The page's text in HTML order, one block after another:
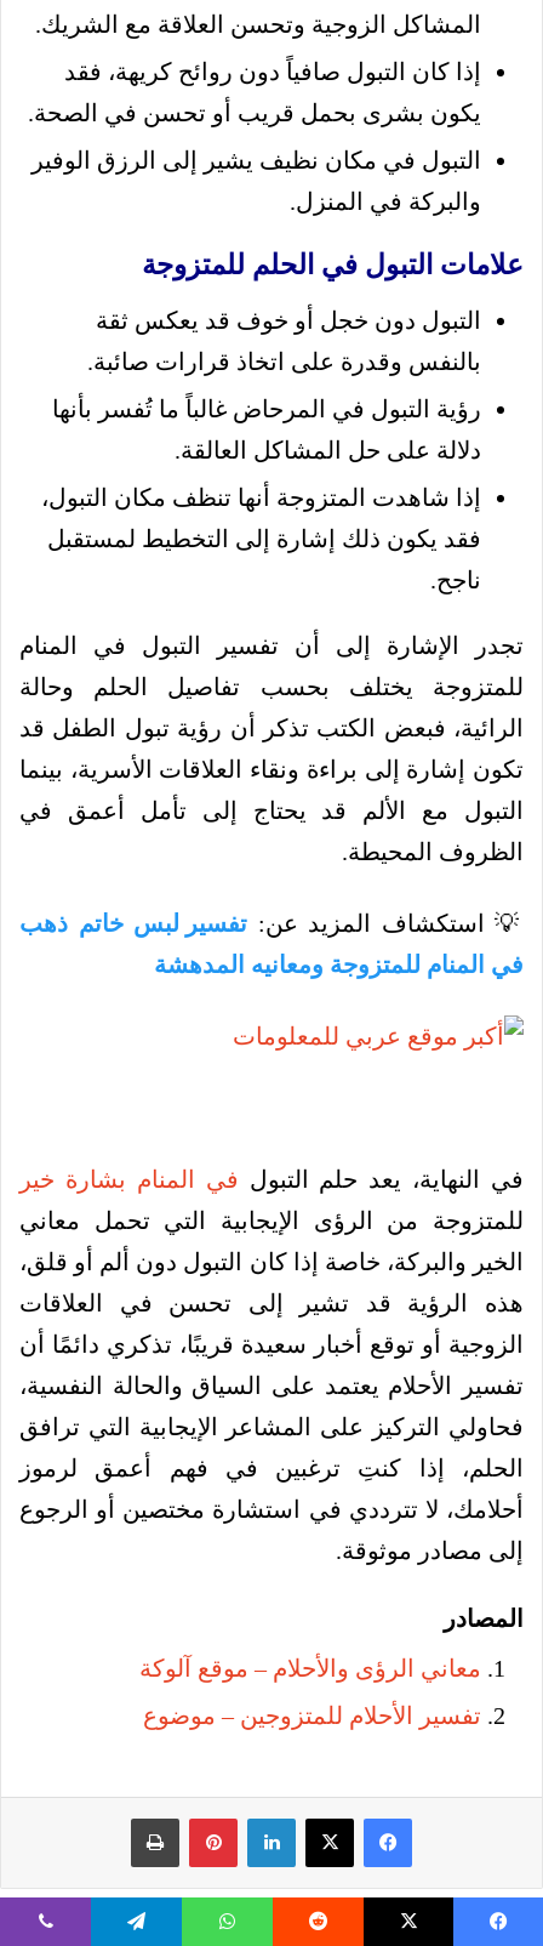
المشاكل الزوجية وتحسن العلاقة مع الشريك.
إذا كان التبول صافياً دون روائح كريهة، فقد
يكون بشرى بحمل قريب أو تحسن في الصحة.
التبول في مكان نظيف يشير إلى الرزق الوفير
والبركة في المنزل.
علامات التبول في الحلم للمتزوجة
التبول دون خجل أو خوف قد يعكس ثقة
بالنفس وقدرة على اتخاذ قرارات صائبة.
رؤية التبول في المرحاض غالباً ما تُفسر بأنها
دلالة على حل المشاكل العالقة.
إذا شاهدت المتزوجة أنها تنظف مكان التبول،
فقد يكون ذلك إشارة إلى التخطيط لمستقبل
ناجح.
تجدر الإشارة إلى أن تفسير التبول في المنام
للمتزوجة يختلف بحسب تفاصيل الحلم وحالة
الرائية، فبعض الكتب تذكر أن رؤية تبول الطفل قد
تكون إشارة إلى براءة ونقاء العلاقات الأسرية، بينما
التبول مع الألم قد يحتاج إلى تأمل أعمق في
الظروف المحيطة.
💡 استكشاف المزيد عن: تفسير لبس خاتم ذهب
في المنام للمتزوجة ومعانيه المدهشة
في النهاية، يعد حلم التبول في المنام بشارة خير
للمتزوجة من الرؤى الإيجابية التي تحمل معاني
الخير والبركة، خاصة إذا كان التبول دون ألم أو قلق،
هذه الرؤية قد تشير إلى تحسن في العلاقات
الزوجية أو توقع أخبار سعيدة قريبًا، تذكري دائمًا أن
تفسير الأحلام يعتمد على السياق والحالة النفسية،
فحاولي التركيز على المشاعر الإيجابية التي ترافق
الحلم، إذا كنتِ ترغبين في فهم أعمق لرموز
أحلامك، لا تترددي في استشارة مختصين أو الرجوع
إلى مصادر موثوقة.
المصادر
معاني الرؤى والأحلام – موقع آلوكة
تفسير الأحلام للمتزوجين – موضوع
فيسبوك لينكدإن بينتيريست